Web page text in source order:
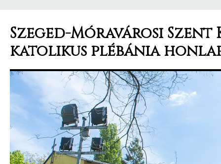
Szeged-Móravárosi Szent
katolikus plébánia